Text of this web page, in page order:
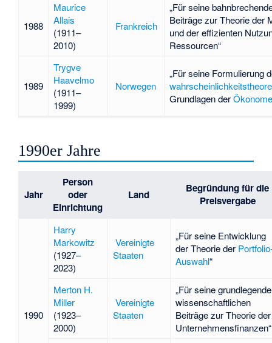
1988
Maurice
Allais
(1911–
2010)
Frankreich
„Für seine
Beiträge zur Theorie der
und der effizienten
Ressourcen“
1989
Trygve
Haavelmo
(1911–
1999)
Norwegen
„Für seine Formulierung
Grundlagen der
1990er Jahre
Jahr
Person
oder
Einrichtung
Land
Begründung für die
Preisvergabe
1990
Harry
Markowitz
(1927–
2023)
Vereinigte
Staaten
„Für seine Entwicklung
der Theorie der
Auswahl“
Merton H.
Miller
(1923–
2000)
Vereinigte
Staaten
„Für seine
wissenschaftlichen
Beiträge zur Theorie der
Unternehmensfinanzen“